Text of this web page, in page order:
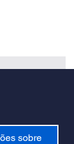
sobre